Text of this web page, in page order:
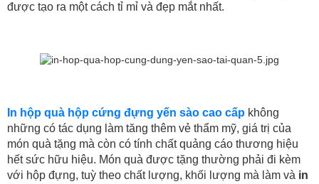
được tạo ra một cách tỉ mỉ và đẹp mắt nhất.
In hộp quà hộp cứng đựng yến sào cao cấp không
những có tác dụng làm tăng thêm vẻ thẩm mỹ, giá trị của
món quà tặng mà còn có tính chất quảng cáo thương hiệu
hết sức hữu hiệu. Món quà được tặng thường phải đi kèm
với hộp đựng, tuỳ theo chất lượng, khối lượng mà làm và in